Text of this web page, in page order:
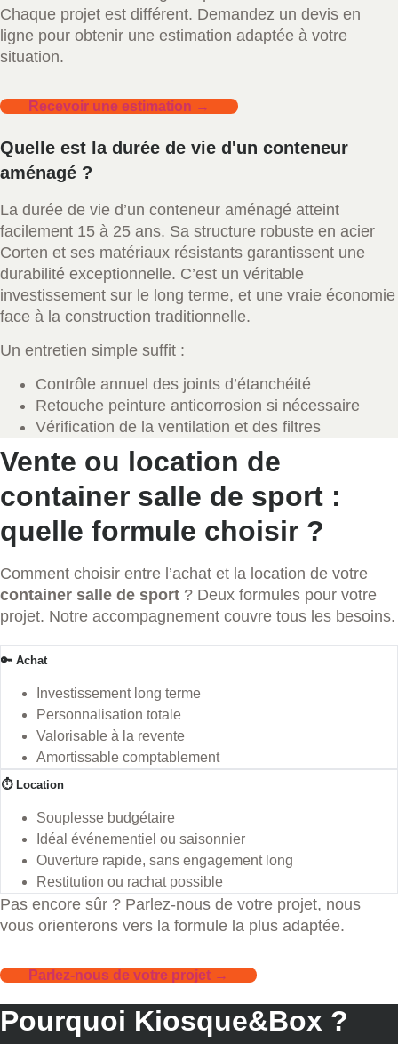
Chaque projet est différent. Demandez un devis en
ligne pour obtenir une estimation adaptée à votre
situation.
Recevoir une estimation →
Quelle est la durée de vie d'un conteneur
aménagé ?
La durée de vie d’un conteneur aménagé atteint
facilement 15 à 25 ans. Sa structure robuste en acier
Corten et ses matériaux résistants garantissent une
durabilité exceptionnelle. C’est un véritable
investissement sur le long terme, et une vraie économie
face à la construction traditionnelle.
Un entretien simple suffit :
Contrôle annuel des joints d’étanchéité
Retouche peinture anticorrosion si nécessaire
Vérification de la ventilation et des filtres
Vente ou location de
container salle de sport :
quelle formule choisir ?
Comment choisir entre l’achat et la location de votre
container salle de sport ? Deux formules pour votre
projet. Notre accompagnement couvre tous les besoins.
🔑 Achat
Investissement long terme
Personnalisation totale
Valorisable à la revente
Amortissable comptablement
⏱️ Location
Souplesse budgétaire
Idéal événementiel ou saisonnier
Ouverture rapide, sans engagement long
Restitution ou rachat possible
Pas encore sûr ? Parlez-nous de votre projet, nous
vous orienterons vers la formule la plus adaptée.
Parlez-nous de votre projet →
Pourquoi Kiosque&Box ?